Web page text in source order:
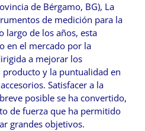
de Bérgamo, BG), La
de medición para la
largo de los años, esta
en el mercado por la
a mejorar los
producto y la puntualidad en
Satisfacer a la
posible se ha convertido,
de fuerza que ha permitido
grandes objetivos.